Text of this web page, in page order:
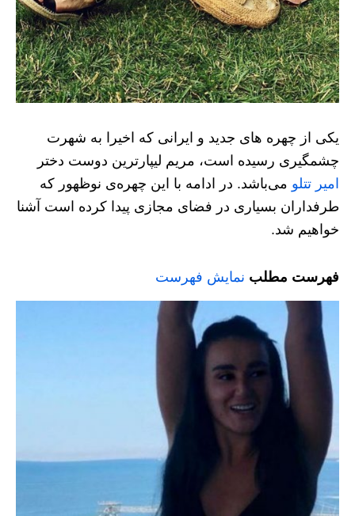
یکی از چهره های جدید و ایرانی که اخیرا به شهرت
چشمگیری رسیده است، مریم لیپارترین دوست دختر
امیر تتلو می‌باشد. در ادامه با این چهره‌ی نوظهور که
طرفداران بسیاری در فضای مجازی پیدا کرده است آشنا
خواهیم شد.
فهرست مطلب نمایش فهرست